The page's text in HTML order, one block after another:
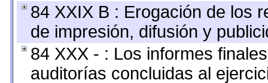
84 XXIX B : Erogación de los
de impresión, difusión y
84 XXX - : Los informes
auditorías concluidas al